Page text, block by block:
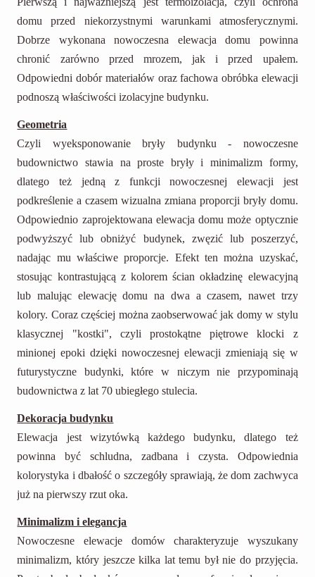
domu przed niekorzystnymi warunkami atmosferycznymi.
Dobrze wykonana nowoczesna elewacja domu powinna
chronić zarówno przed mrozem, jak i przed upałem.
Odpowiedni dobór materiałów oraz fachowa obróbka elewacji
podnoszą właściwości izolacyjne budynku.
Geometria
Czyli wyeksponowanie bryły budynku - nowoczesne
budownictwo stawia na proste bryły i minimalizm formy,
dlatego też jedną z funkcji nowoczesnej elewacji jest
podkreślenie a czasem wizualna zmiana proporcji bryły domu.
Odpowiednio zaprojektowana elewacja domu może optycznie
podwyższyć lub obniżyć budynek, zwęzić lub poszerzyć,
nadając mu właściwe proporcje. Efekt ten można uzyskać,
stosując kontrastującą z kolorem ścian okładzinę elewacyjną
lub malując elewację domu na dwa a czasem, nawet trzy
kolory. Coraz częściej można zaobserwować jak domy w stylu
klasycznej "kostki", czyli prostokątne piętrowe klocki z
minionej epoki dzięki nowoczesnej elewacji zmieniają się w
futurystyczne budynki, które w niczym nie przypominają
budownictwa z lat 70 ubiegłego stulecia.
Dekoracja budynku
Elewacja jest wizytówką każdego budynku, dlatego też
powinna być schludna, zadbana i czysta. Odpowiednia
kolorystyka i dbałość o szczegóły sprawiają, że dom zachwyca
już na pierwszy rzut oka.
Minimalizm i elegancja
Nowoczesne elewacje domów charakteryzuje wyszukany
minimalizm, który jeszcze kilka lat temu był nie do przyjęcia.